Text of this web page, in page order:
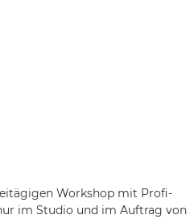
Workshop mit Profi-
im Studio und im Auftrag von